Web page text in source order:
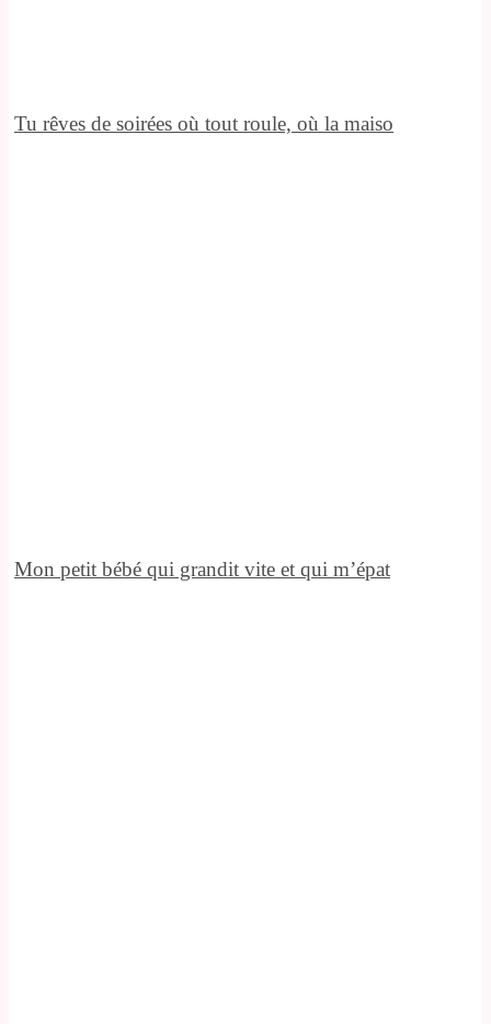
Tu rêves de soirées où tout roule, où la maiso
Mon petit bébé qui grandit vite et qui m’épat